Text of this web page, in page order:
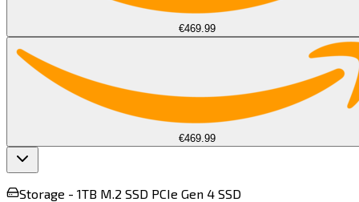
€469.99
€469.99
Storage - 1TB M.2 SSD PCIe Gen 4 SSD​​​​‌ ‍ ​‍​‍‌‍ ‌ ​‍‌‍‍‌‌‍‌ ‌‍‍‌‌‍ ‍​‍​‍​ ‍‍​‍​‍‌ ​ ‌‍​‌‌‍ ‍‌‍‍‌‌ ‌​‌ ‍‌​‍ ‍‌‍‍‌‌‍ ​‍​‍​‍ ​​‍​‍‌‍‍​‌ ​‍‌‍‌‌‌‍‌‍​‍​‍​ ‍‍​‍​‍​‍ ‌‍​‌‌‍‌​‌‍ ‌‌‍‍‌‌‍ ‍​‍ ‌‍‍‌‌‍ ‍‌ ‌​‌‍‌‌‌‍ ‍‌ ‌​​‍ ‌‍‌‌‌‍‌​‌‍‍‌‌ ‌​​‍ ‌‍ ‌‌‍ ‌‍‌​‌‍‌‌​ ‌‌ ​​‌ ​‍‌‍‌‌‌ ​ ‌‍‌‌‌‍ ‍‌ ‌​‌‍​‌‌ ‌​‌‍‍‌‌‍ ‌‍ ‍​ ‍ ‌‍‍‌‌‍‌​​ ‌‌‍‌‍​ ‌‌​ ​​‌‍​ ​ ​‌​ ​‌​ ‌‌​ ‌​​‍ ‌‌‍​‌​ ​ ‌‍​‍​ ‌‌​‍ ‌​ ‌​​ ‌‌​ ‍‌​ ‍​​‍ ‌​ ‍​​ ‌ ‌‍​‌‌‍​‍​‍ ‌​ ‌‍​ ​‍​ ​ ​ ​ ‌‍‌‌‌‍​ ​ ‌ ​ ​​‌‍‌‌​ ‍‌‌‍‌‍​ ‌​​ ‍ ‌ ‌​‌ ‍‌‌ ​​‌‍‌‌​ ‌‌ ​ ‌ ‌​‌‍ ‌ ​‍‌‍​‌‌‍‌ ‌‍‌‌​ ‍ ‌ ​​‌‍​‌‌ ‌​‌‍‍​​ ‌‌‍ ‍‌‍​‌‌‍ ‌‌‍‌‌​ ‌‍​‍‌‍​‌‌ ​ ‌‍‌‌‌‌‌‌‌ ​‍‌‍ ​​ ‌​‍‌‌​ ​‍‌​‌‍‌‍​‌‌‍‌​‌‍ ‌‌‍‍‌‌‍ ‍​‍‌‍‌‍‍‌‌‍‌​​ ‌‌‍‌‍​ ‌‌​ ​​‌‍​ ​ ​‌​ ​‌​ ‌‌​ ‌​​‍ ‌‌‍​‌​ ​ ‌‍​‍​ ‌‌​‍ ‌​ ‌​​ ‌‌​ ‍‌​ ‍​​‍ ‌​ ‍​​ ‌ ‌‍​‌‌‍​‍​‍ ‌​ ‌‍​ ​‍​ ​ ​ ​ ‌‍‌‌‌‍​ ​ ‌ ​ ​​‌‍‌‌​ ‍‌‌‍‌‍​ ‌​​‍‌‍‌ ‌​‌ ‍‌‌ ​​‌‍‌‌​ ‌‌ ​ ‌ ‌​‌‍ ‌ ​‍‌‍​‌‌‍‌ ‌‍‌‌​‍‌‍‌ ​​‌‍​‌‌ ‌​‌‍‍​​ ‌‌‍ ‍‌‍​‌‌‍ ‌‌‍‌‌​‍‌‍‌ ​​‌‍‌‌‌ ​‍‌ ​ ‌ ​​‌‍‌‌‌‍​ ‌ ‌​‌‍‍‌‌ ‌‍‌‍‌‌​ ‌‌ ​​‌ ‌‌‌‍​‍‌‍ ​‌‍‍‌‌ ​ ‌‍‍​‌‍‌‌‌‍‌​​‍​‍‌ ‌